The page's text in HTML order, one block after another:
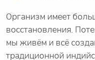
Организм имеет
восстановления.
мы живём и всё
традиционной